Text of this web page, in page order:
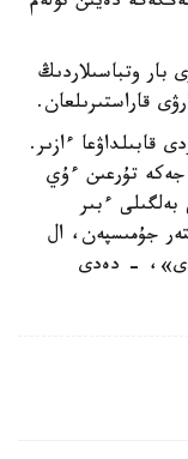
بار وتباسىلاردىڭ
قاراستىرىلعان.
قابىلداۋعا ءازىر.
جەكە تۇرعىن ءۇي
بەلگىلى ءبىر
جۇمىسپەن، ال
- دەدى